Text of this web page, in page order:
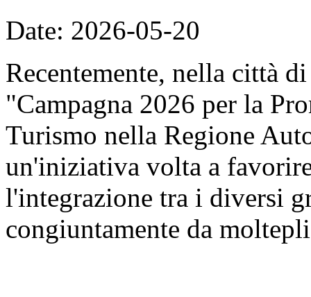
Date: 2026-05-20
Recentemente, nella città
"Campagna 2026 per la
Turismo nella Regione
un'iniziativa volta a
l'integrazione tra i diversi
congiuntamente da